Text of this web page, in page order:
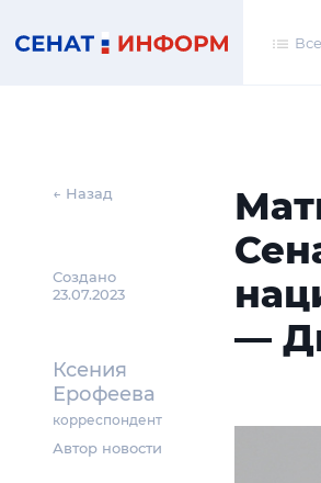
← Назад
Создано
23.07.2023
Ксения
Ерофеева
корреспондент
Автор новости
—